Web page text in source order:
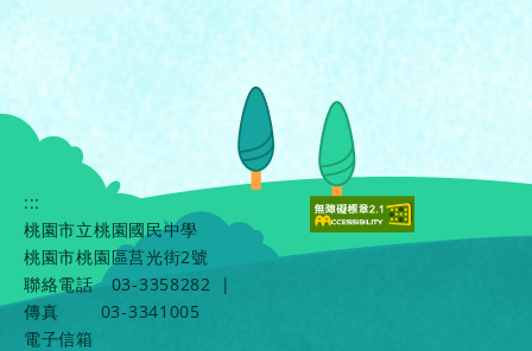
:::
桃園市立桃園國民中學
桃園市桃園區莒光街2號
聯絡電話
03-3358282
|
傳真
03-3341005
電子信箱